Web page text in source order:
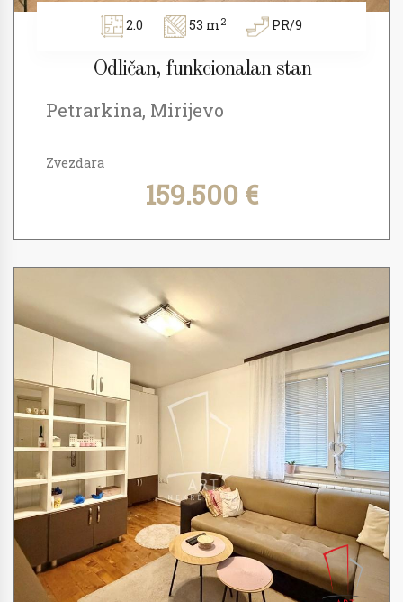
2.0 53 m2 PR/9
Odličan, funkcionalan stan
Petrarkina, Mirijevo
Zvezdara
159.500 €